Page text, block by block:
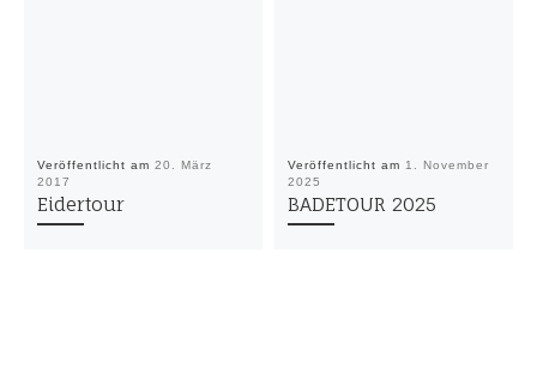
Veröffentlicht am20. März
2017
Eidertour
Veröffentlicht am 1. November
2025
BADETOUR 2025